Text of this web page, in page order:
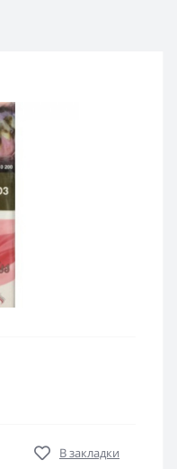
В закладки